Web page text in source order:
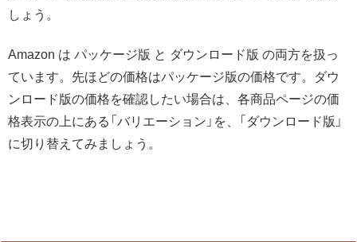
しょう。
Amazon は パッケージ版 と ダウンロード版 の両方を扱っ
ています。先ほどの価格はパッケージ版の価格です。ダウ
ンロード版の価格を確認したい場合は、各商品ページの価
格表示の上にある「バリエーション」を、「ダウンロード版」
に切り替えてみましょう。